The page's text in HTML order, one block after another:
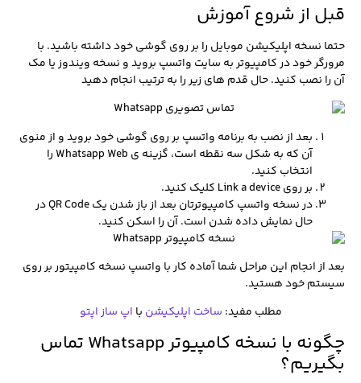
قبل از شروع آموزش
حتما نسخه اپلیکیشن موبایل را بر روی گوشی خود داشته باشید. با
مرورگر خود در کامپیوتر به سایت واتسپ بروید و نسخه ویندوز یا مک
آن را نصب کنید. حال قدم های زیر را به ترتیب انجام دهید
بعد از نصب به برنامه واتسپ بر روی گوشی خود بروید و از منوی
آن که به شکل سه نقطه است، گزینه ی Whatsapp Web را
انتخاب کنید.
بر روی Link a device کلیک کنید.
در نسخه واتسپ کامپیوترتان بعد از باز شدن یک QR Code در
حال نمایش داده شدن است. آن را اسکن کنید.
بعد از انجام این مراحل شما آماده کار با واتسپ نسخه کامپیتور بر روی
سیستم خود هستید.
مطلب مفید: ساخت اپلیکیشن با اپ ساز اپتو
چگونه با نسخه کامپیوتر Whatsapp تماس
بگیریم؟